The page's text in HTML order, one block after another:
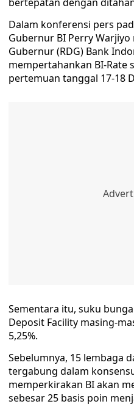
Dalam konferensi pers
Gubernur BI Perry Warjiyo
Gubernur (RDG) Bank
mempertahankan BI-Rate
pertemuan tanggal 17-18
Sementara itu, suku
Deposit Facility masing-
5,25%.
Sebelumnya, 15 lembaga
tergabung dalam
memperkirakan BI akan
sebesar 25 basis poin